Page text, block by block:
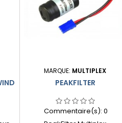
MARQUE: MULTIPLEX
PEAKFILTER
Commentaire(s): 0